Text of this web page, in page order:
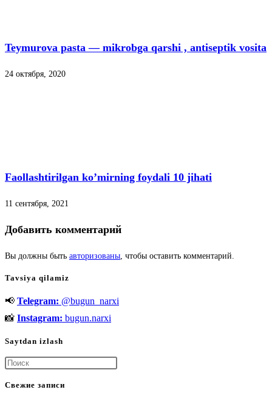
Teymurova pasta — mikrobga qarshi , antiseptik vosita
24 октября, 2020
Faollashtirilgan ko’mirning foydali 10 jihati
11 сентября, 2021
Добавить комментарий
Вы должны быть авторизованы, чтобы оставить комментарий.
Tavsiya qilamiz
📢 Telegram: @bugun_narxi
📸 Instagram: bugun.narxi
Saytdan izlash
Свежие записи